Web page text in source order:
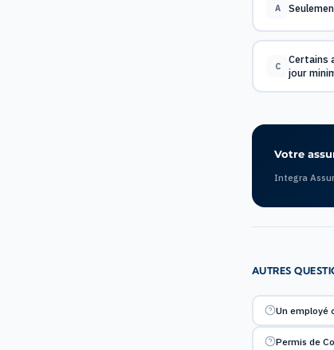
A
C
Certains
jour
Votre
Integra
AUTRES
Un employé
Permis de